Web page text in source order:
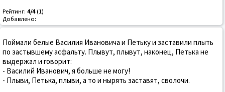
Рейтинг: 4/4(1)
Добавлено:
Поймали белые Василия Ивановича и Петьку и заставили плыть
по застывшему асфальту. Плывут, плывут, наконец, Петька не
выдержал и говорит:
- Василий Иванович, я больше не могу!
- Плыви, Петька, плыви, а то и нырять заставят, сволочи.